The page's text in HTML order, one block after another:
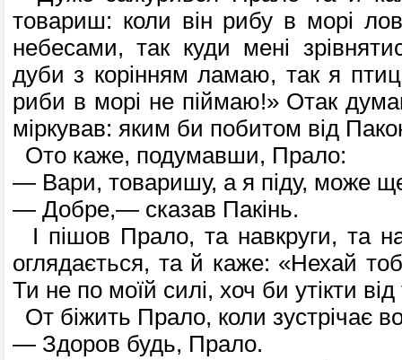
товариш: коли він рибу в морі
небесами, так куди мені
дуби з корінням ламаю, так я
риби в морі не піймаю!» Отак
міркував: яким би побитом від
Ото каже, подумавши, Прало:
— Вари, товаришу, а я піду, може
— Добре,— сказав Пакінь.
І пішов Прало, та навкруги, та
оглядається, та й каже: «Нехай
Ти не по моїй силі, хоч би утікти
От біжить Прало, коли зустрічає
— Здоров будь, Прало.